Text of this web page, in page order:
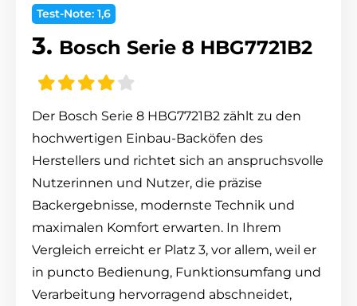
Test-Note: 1,6
3. Bosch Serie 8 HBG7721B2
Der Bosch Serie 8 HBG7721B2 zählt zu den
hochwertigen Einbau-Backöfen des
Herstellers und richtet sich an anspruchsvolle
Nutzerinnen und Nutzer, die präzise
Backergebnisse, modernste Technik und
maximalen Komfort erwarten. In Ihrem
Vergleich erreicht er Platz 3, vor allem, weil er
in puncto Bedienung, Funktionsumfang und
Verarbeitung hervorragend abschneidet,